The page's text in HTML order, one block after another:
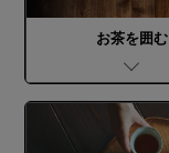
お茶を囲む